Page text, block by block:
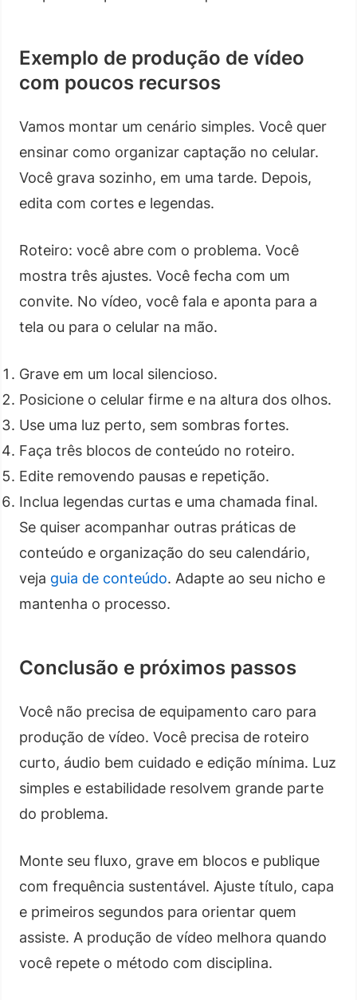
Exemplo de produção de vídeo
com poucos recursos
Vamos montar um cenário simples. Você quer
ensinar como organizar captação no celular.
Você grava sozinho, em uma tarde. Depois,
edita com cortes e legendas.
Roteiro: você abre com o problema. Você
mostra três ajustes. Você fecha com um
convite. No vídeo, você fala e aponta para a
tela ou para o celular na mão.
Grave em um local silencioso.
Posicione o celular firme e na altura dos olhos.
Use uma luz perto, sem sombras fortes.
Faça três blocos de conteúdo no roteiro.
Edite removendo pausas e repetição.
Inclua legendas curtas e uma chamada final.
Se quiser acompanhar outras práticas de
conteúdo e organização do seu calendário,
veja guia de conteúdo. Adapte ao seu nicho e
mantenha o processo.
Conclusão e próximos passos
Você não precisa de equipamento caro para
produção de vídeo. Você precisa de roteiro
curto, áudio bem cuidado e edição mínima. Luz
simples e estabilidade resolvem grande parte
do problema.
Monte seu fluxo, grave em blocos e publique
com frequência sustentável. Ajuste título, capa
e primeiros segundos para orientar quem
assiste. A produção de vídeo melhora quando
você repete o método com disciplina.